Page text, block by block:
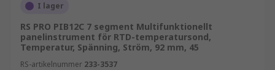
I lager
RS PRO PIB12C 7 segment Multifunktionellt
panelinstrument för RTD-temperatursond,
Temperatur, Spänning, Ström, 92 mm, 45
RS-artikelnummer 233-3537